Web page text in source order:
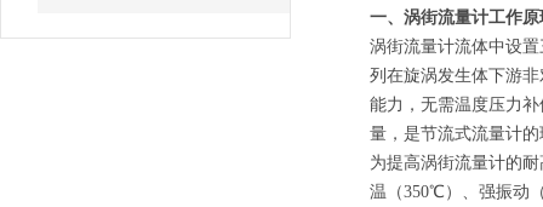
一、涡街流量计工作原
涡街流量计流体中设
列在旋涡发生体下游
能力，无需温度压力
量，是节流式流量计
为提高涡街流量计的
温（350℃）、强振动